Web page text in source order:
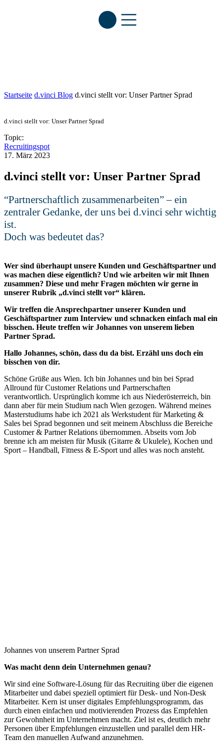
o
Kontakt
Startseite d.vinci Blog d.vinci stellt vor: Unser Partner Sprad
d.vinci stellt vor: Unser Partner Sprad
Topic:
Recruitingspot
17. März 2023
d.vinci stellt vor: Unser Partner Sprad
“Partnerschaftlich zusammenarbeiten” – ein
zentraler Gedanke, der uns bei d.vinci sehr wichtig
ist.
Doch was bedeutet das?
Wer sind überhaupt unsere Kunden und Geschäftspartner und
was machen diese eigentlich? Und wie arbeiten wir mit Ihnen
zusammen? Diese und mehr Fragen möchten wir gerne in
unserer Rubrik „d.vinci stellt vor“ klären.
Wir treffen die Ansprechpartner unserer Kunden und
Geschäftspartner zum Interview und schnacken einfach mal ein
bisschen. Heute treffen wir Johannes von unserem lieben
Partner Sprad.
Hallo Johannes, schön, dass du da bist. Erzähl uns doch ein
bisschen von dir.
Schöne Grüße aus Wien. Ich bin Johannes und bin bei Sprad
Allround für Customer Relations und Partnerschaften
verantwortlich. Ursprünglich komme ich aus Niederösterreich, bin
dann aber für mein Studium nach Wien gezogen. Während meines
Masterstudiums habe ich 2021 als Werkstudent für Marketing &
Sales bei Sprad begonnen und seit meinem Abschluss die Bereiche
Customer & Partner Relations übernommen. Abseits vom Job
brenne ich am meisten für Musik (Gitarre & Ukulele), Kochen und
Sport – Handball, Fitness & E-Sport und alles was noch ansteht.
Johannes von unserem Partner Sprad
Was macht denn dein Unternehmen genau?
Wir sind eine Software-Lösung für das Recruiting über die eigenen
Mitarbeiter und dabei speziell optimiert für Desk- und Non-Desk
Mitarbeiter. Kern ist unser digitales Empfehlungsprogramm, das
durch einen einfachen und motivierenden Prozess das Empfehlen
zur Gewohnheit im Unternehmen macht. Ziel ist es, deutlich mehr
Personen über Empfehlungen einzustellen und parallel dem HR-
Team den manuellen Aufwand anzunehmen.